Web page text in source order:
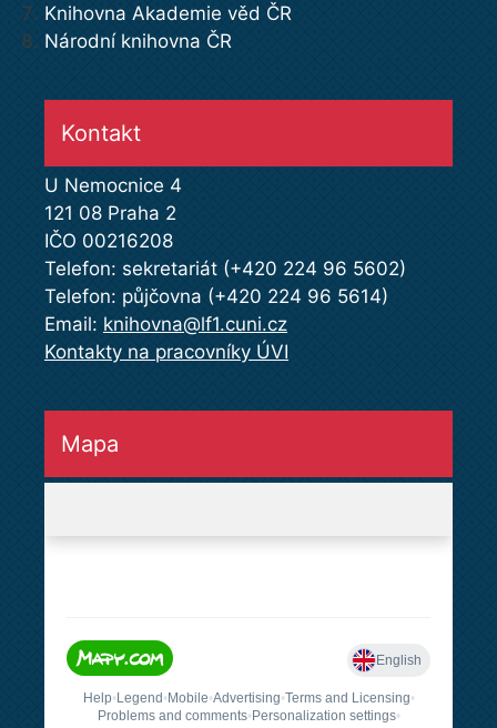
Knihovna Akademie věd ČR
Národní knihovna ČR
Kontakt
U Nemocnice 4
121 08 Praha 2
IČO 00216208
Telefon: sekretariát (+420 224 96 5602)
Telefon: půjčovna (+420 224 96 5614)
Email: knihovna@lf1.cuni.cz
Kontakty na pracovníky ÚVI
Mapa